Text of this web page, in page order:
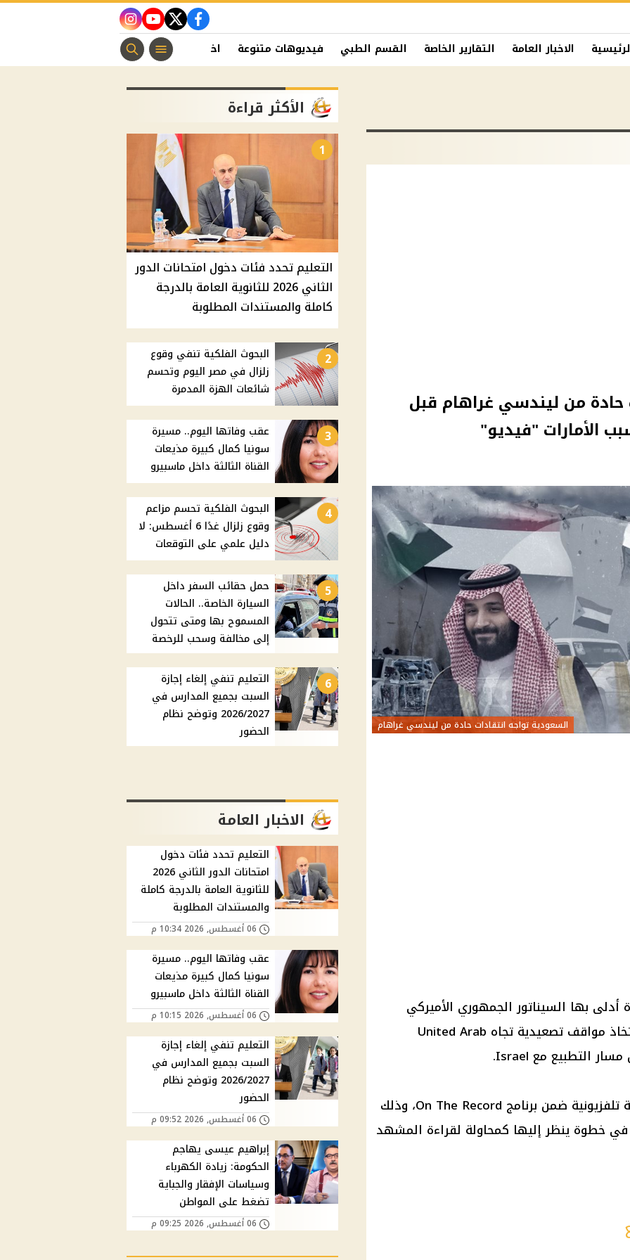
facebook
twitter
youtube
instagram
الاخبار العامة التقارير الخاصة القسم الطبي فيديوهات متنوعة اخبار الفن منوعات مسيحية
حادة من ليندسي غراهام قبل
الأمارات "فيديو"
السعودية تواجه انتقادات حادة من ليندسي غراهام
بها السيناتور الجمهوري الأميركي
Lindsey Graham، حيث اتهمها باتخاذ مواقف تصعيدية تجاه United Arab
وجاءت تصريحات غراهام خلال مقابلة تلفزيونية ضمن برنامج On The Record، وذلك
في خطوة ينظر إليها كمحاولة لقراءة المشهد
الأكثر قراءة
1
التعليم تحدد فئات دخول امتحانات الدور
الثاني 2026 للثانوية العامة بالدرجة
كاملة والمستندات المطلوبة
2
البحوث الفلكية تنفي وقوع
زلزال في مصر اليوم وتحسم
شائعات الهزة المدمرة
3
عقب وفاتها اليوم.. مسيرة
سونيا كمال كبيرة مذيعات
القناة الثالثة داخل ماسبيرو
4
البحوث الفلكية تحسم مزاعم
وقوع زلزال غدًا 6 أغسطس: لا
دليل علمي على التوقعات
5
حمل حقائب السفر داخل
السيارة الخاصة.. الحالات
المسموح بها ومتى تتحول
إلى مخالفة وسحب للرخصة
6
التعليم تنفي إلغاء إجازة
السبت بجميع المدارس في
2026/2027 وتوضح نظام
الحضور
الاخبار العامة
التعليم تحدد فئات دخول
امتحانات الدور الثاني 2026
للثانوية العامة بالدرجة كاملة
والمستندات المطلوبة
06 أغسطس, 2026 10:34 م
عقب وفاتها اليوم.. مسيرة
سونيا كمال كبيرة مذيعات
القناة الثالثة داخل ماسبيرو
06 أغسطس, 2026 10:15 م
التعليم تنفي إلغاء إجازة
السبت بجميع المدارس في
2026/2027 وتوضح نظام
الحضور
06 أغسطس, 2026 09:52 م
إبراهيم عيسى يهاجم
الحكومة: زيادة الكهرباء
وسياسات الإفقار والجباية
تضغط على المواطن
06 أغسطس, 2026 09:25 م